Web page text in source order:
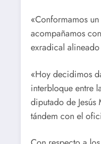
«Conformamos
acompañamos
exradical
«Hoy decidimos
interbloque entre
diputado de
tándem con el